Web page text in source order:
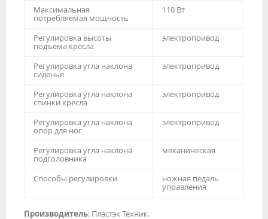
Максимальная
потребляемая мощность
110 Вт
Регулировка высоты
подъема кресла
электропривод
Регулировка угла наклона
сиденья
электропривод
Регулировка угла наклона
спинки кресла
электропривод
Регулировка угла наклона
опор для ног
электропривод
Регулировка угла наклона
подголовника
механическая
Способы регулировки ножная педаль
управления
Производитель: Пластэк Техник.